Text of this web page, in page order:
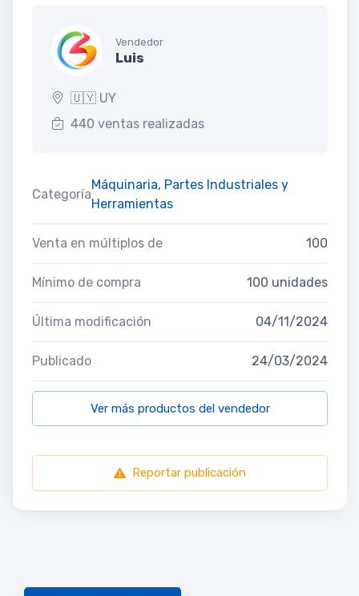
Vendedor
Luis
🇺🇾 UY
440 ventas realizadas
Categoría
Máquinaria, Partes Industriales y
Herramientas
Venta en múltiplos de 100
Mínimo de compra 100 unidades
Última modificación 04/11/2024
Publicado 24/03/2024
Ver más productos del vendedor
Reportar publicación